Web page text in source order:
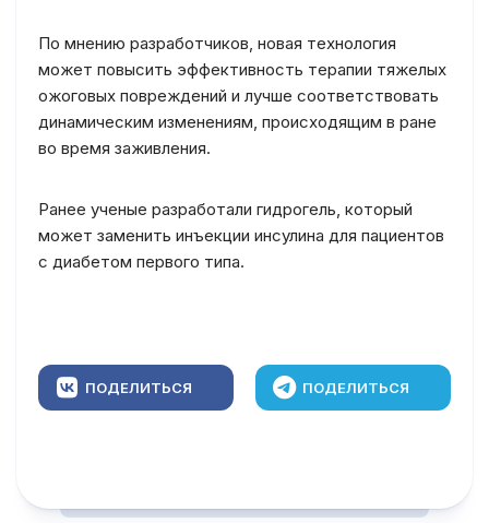
По мнению разработчиков, новая технология
может повысить эффективность терапии тяжелых
ожоговых повреждений и лучше соответствовать
динамическим изменениям, происходящим в ране
во время заживления.
Ранее ученые разработали гидрогель, который
может заменить инъекции инсулина для пациентов
с диабетом первого типа.
ПОДЕЛИТЬСЯ ПОДЕЛИТЬСЯ